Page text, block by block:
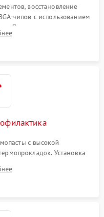
восстановление
чипов с использованием
Прошивка микросхемы
портов USB
с высокой
Установка
Предварительная